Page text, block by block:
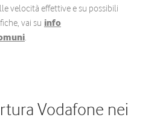
velocità effettive e su possibili
vai su info
.
Vodafone nei